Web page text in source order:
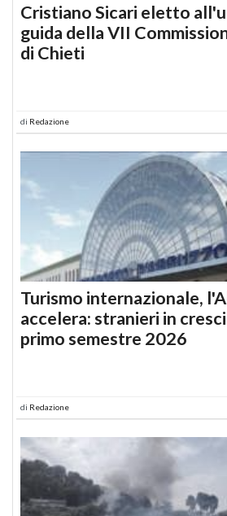
Cristiano Sicari eletto
guida della VII
di Chieti
di Redazione
Turismo internazionale,
accelera: stranieri in
primo semestre 2026
di Redazione